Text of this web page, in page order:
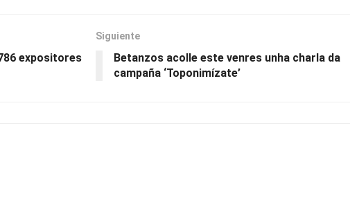
expositores
Siguiente
Betanzos acolle este venres unha charla da
campaña ‘Toponimízate’